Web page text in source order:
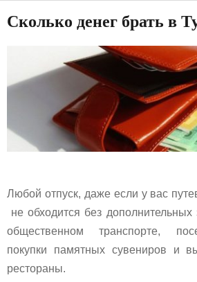
Сколько денег брать в
Любой отпуск, даже если у вас
не обходится без дополнительных
общественном транспорте,
покупки памятных сувениров и
рестораны.